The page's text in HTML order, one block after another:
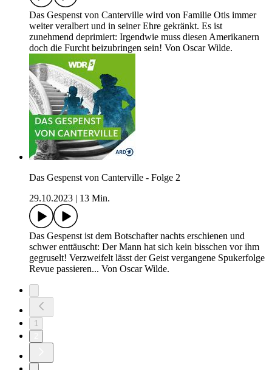
Das Gespenst von Canterville wird von Familie Otis immer
weiter veralbert und in seiner Ehre gekränkt. Es ist
zunehmend deprimiert: Irgendwie muss diesen Amerikanern
doch die Furcht beizubringen sein! Von Oscar Wilde.
Das Gespenst von Canterville - Folge 2
29.10.2023
13 Min.
Das Gespenst ist dem Botschafter nachts erschienen und
schwer enttäuscht: Der Mann hat sich kein bisschen vor ihm
gegruselt! Verzweifelt lässt der Geist vergangene Spukerfolge
Revue passieren... Von Oscar Wilde.
1